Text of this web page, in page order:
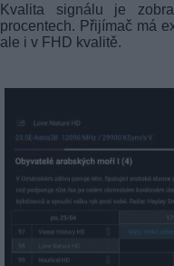
Kvalita signálu je
procentech. Přijímač má
ale i v FHD kvalitě.